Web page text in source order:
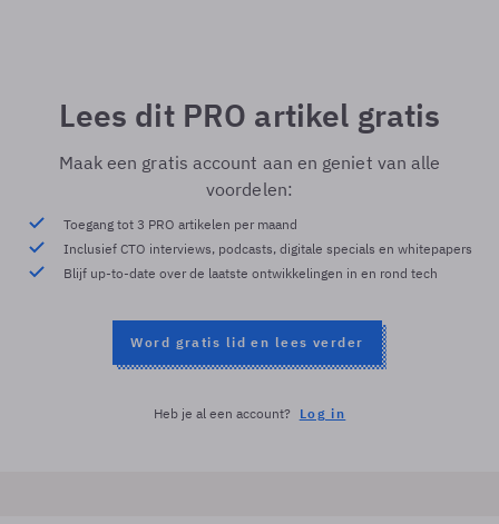
Lees dit PRO artikel gratis
Maak een gratis account aan en geniet van alle
voordelen:
Toegang tot 3 PRO artikelen per maand
Inclusief CTO interviews, podcasts, digitale specials en whitepapers
Blijf up-to-date over de laatste ontwikkelingen in en rond tech
Word gratis lid en lees verder
Heb je al een account? Log in